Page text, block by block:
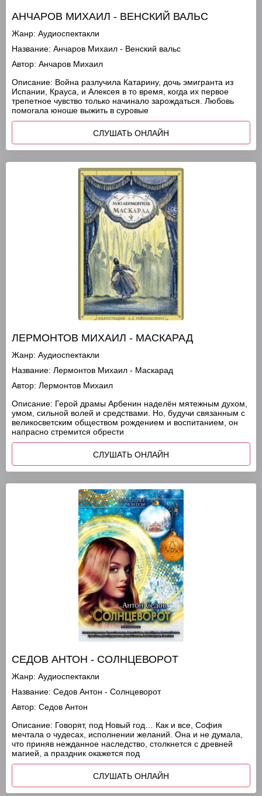
АНЧАРОВ МИХАИЛ - ВЕНСКИЙ ВАЛЬС
Жанр: Аудиоспектакли
Название: Анчаров Михаил - Венский вальс
Автор: Анчаров Михаил
Описание: Война разлучила Катарину, дочь эмигранта из
Испании, Крауса, и Алексея в то время, когда их первое
трепетное чувство только начинало зарождаться. Любовь
помогала юноше выжить в суровые
СЛУШАТЬ ОНЛАЙН
ЛЕРМОНТОВ МИХАИЛ - МАСКАРАД
Жанр: Аудиоспектакли
Название: Лермонтов Михаил - Маскарад
Автор: Лермонтов Михаил
Описание: Герой драмы Арбенин наделён мятежным духом,
умом, сильной волей и средствами. Но, будучи связанным с
великосветским обществом рождением и воспитанием, он
напрасно стремится обрести
СЛУШАТЬ ОНЛАЙН
СЕДОВ АНТОН - СОЛНЦЕВОРОТ
Жанр: Аудиоспектакли
Название: Седов Антон - Солнцеворот
Автор: Седов Антон
Описание: Говорят, под Новый год… Как и все, София
мечтала о чудесах, исполнении желаний. Она и не думала,
что приняв нежданное наследство, столкнется с древней
магией, а праздник окажется под
СЛУШАТЬ ОНЛАЙН